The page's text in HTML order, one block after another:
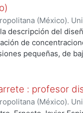
(México).
Departamento de
;Valladares Rodríguez,
Rodríguez Rodríguez,
descripción del
de
pequeñas, de
las dificultades
se recolectan
busca de
casos, de
: profesor
(México).